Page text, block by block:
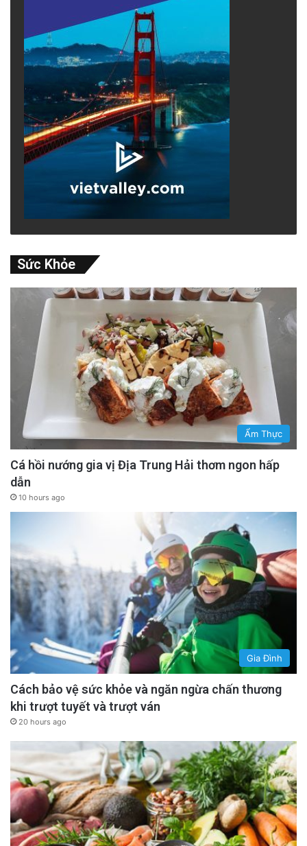
Sức Khỏe
Ẩm Thực
Cá hồi nướng gia vị Địa Trung Hải thơm ngon hấp
dẫn
10 hours ago
Gia Đình
Cách bảo vệ sức khỏe và ngăn ngừa chấn thương
khi trượt tuyết và trượt ván
20 hours ago